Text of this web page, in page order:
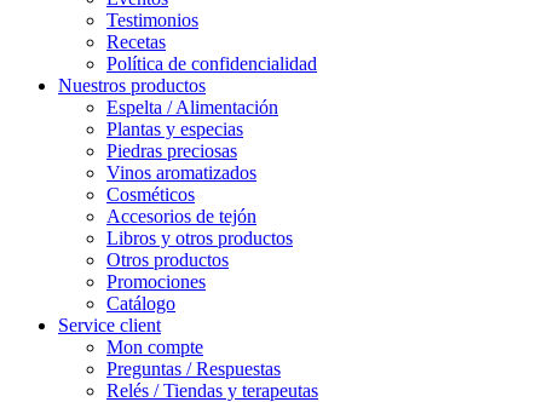
Testimonios
Recetas
Política de confidencialidad
Nuestros productos
Espelta / Alimentación
Plantas y especias
Piedras preciosas
Vinos aromatizados
Cosméticos
Accesorios de tejón
Libros y otros productos
Otros productos
Promociones
Catálogo
Service client
Mon compte
Preguntas / Respuestas
Relés / Tiendas y terapeutas